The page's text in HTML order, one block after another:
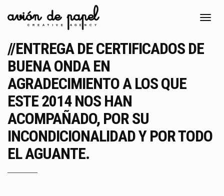
//ENTREGA DE CERTIFICADOS DE
BUENA ONDA EN
AGRADECIMIENTO A LOS QUE
ESTE 2014 NOS HAN
ACOMPAÑADO, POR SU
INCONDICIONALIDAD Y POR TODO
EL AGUANTE.